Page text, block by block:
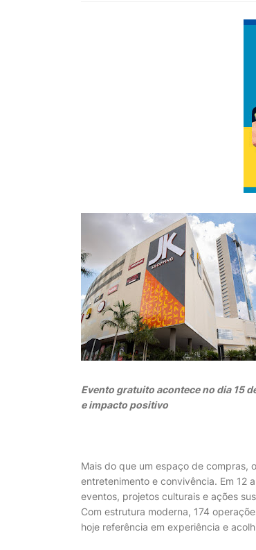
Evento gratuito acontece no dia 15
e impacto positivo
Mais do que um espaço de compras,
entretenimento e convivência. Em 12
eventos, projetos culturais e ações
Com estrutura moderna, 174
hoje referência em experiência e